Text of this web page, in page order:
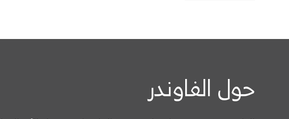
حول الفاوندر